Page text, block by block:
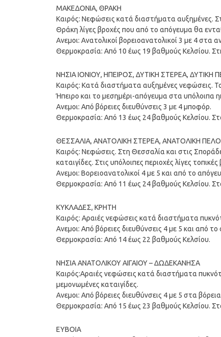
ΜΑΚΕΔΟΝΙΑ, ΘΡΑΚΗ
Καιρός: Νεφώσεις κατά διαστήματα αυξημένες.
Θράκη λίγες βροχές που από το απόγευμα θα
Ανεμοι: Ανατολικοί βορειοανατολικοί 3 με 4 στα
Θερμοκρασία: Από 10 έως 19 βαθμούς Κελσίου.
ΝΗΣΙΑ ΙΟΝΙΟΥ, ΗΠΕΙΡΟΣ, ΔΥΤΙΚΗ ΣΤΕΡΕΑ,
Καιρός: Κατά διαστήματα αυξημένες νεφώσεις.
Ήπειρο και το μεσημέρι-απόγευμα στα υπόλοιπα
Ανεμοι: Από βόρειες διευθύνσεις 3 με 4 μποφόρ.
Θερμοκρασία: Από 13 έως 24 βαθμούς Κελσίου.
ΘΕΣΣΑΛΙΑ, ΑΝΑΤΟΛΙΚΗ ΣΤΕΡΕΑ, ΑΝΑΤΟΛΙΚΗ
Καιρός: Νεφώσεις. Στη Θεσσαλία και στις
καταιγίδες. Στις υπόλοιπες περιοχές λίγες
Ανεμοι: Βορειοανατολικοί 4 με 5 και από το
Θερμοκρασία: Από 11 έως 24 βαθμούς Κελσίου.
ΚΥΚΛΑΔΕΣ, ΚΡΗΤΗ
Καιρός: Αραιές νεφώσεις κατά διαστήματα
Ανεμοι: Από βόρειες διευθύνσεις 4 με 5 και από
Θερμοκρασία: Από 14 έως 22 βαθμούς Κελσίου.
ΝΗΣΙΑ ΑΝΑΤΟΛΙΚΟΥ ΑΙΓΑΙΟΥ – ΔΩΔΕΚΑΝΗΣΑ
Καιρός:Αραιές νεφώσεις κατά διαστήματα
μεμονωμένες καταιγίδες.
Ανεμοι: Από βόρειες διευθύνσεις 4 με 5 στα
Θερμοκρασία: Από 15 έως 23 βαθμούς Κελσίου.
ΕΥΒΟΙΑ